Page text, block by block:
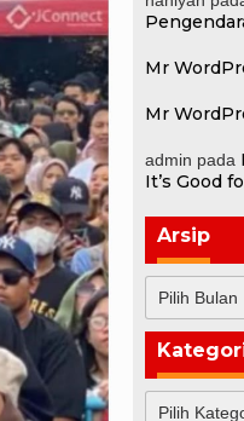
Mr
Mr
admin pada
It’s Good
Arsip